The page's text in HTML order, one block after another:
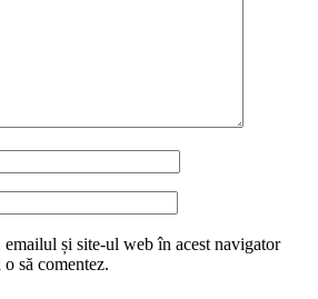
emailul și site-ul web în acest navigator
să comentez.